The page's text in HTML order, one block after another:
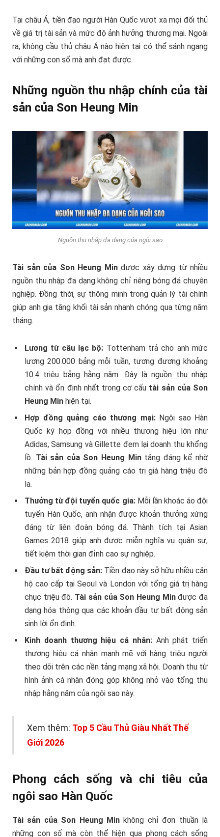
Tại châu Á, tiền đạo người Hàn Quốc vượt xa mọi đối thủ
về giá trị tài sản và mức độ ảnh hưởng thương mại. Ngoài
ra, không cầu thủ châu Á nào hiện tại có thể sánh ngang
với những con số mà anh đạt được.
Những nguồn thu nhập chính của tài
sản của Son Heung Min
Nguồn thu nhập đa dạng của ngôi sao
Tài sản của Son Heung Minđược xây dựng từ nhiều
nguồn thu nhập đa dạng không chỉ riêng bóng đá chuyên
nghiệp. Đồng thời, sự thông minh trong quản lý tài chính
giúp anh gia tăng khối tài sản nhanh chóng qua từng năm
tháng.
Lương từ câu lạc bộ: Tottenham trả cho anh mức
lương 200.000 bảng mỗi tuần, tương đương khoảng
10.4 triệu bảng hằng năm. Đây là nguồn thu nhập
chính và ổn định nhất trong cơ cấu tài sản của Son
Heung Min hiện tại.
Hợp đồng quảng cáo thương mại:Ngôi sao Hàn
Quốc ký hợp đồng với nhiều thương hiệu lớn như
Adidas, Samsung và Gillette đem lại doanh thu khổng
lồ. Tài sản của Son Heung Mintăng đáng kể nhờ
những bản hợp đồng quảng cáo trị giá hàng triệu đô
la.
Thưởng từ đội tuyển quốc gia:Mỗi lần khoác áo đội
tuyển Hàn Quốc, anh nhận được khoản thưởng xứng
đáng từ liên đoàn bóng đá. Thành tích tại Asian
Games 2018 giúp anh được miễn nghĩa vụ quân sự,
tiết kiệm thời gian đỉnh cao sự nghiệp.
Đầu tư bất động sản: Tiền đạo này sở hữu nhiều căn
hộ cao cấp tại Seoul và London với tổng giá trị hàng
chục triệu đô. Tài sản của Son Heung Minđược đa
dạng hóa thông qua các khoản đầu tư bất động sản
sinh lời ổn định.
Kinh doanh thương hiệu cá nhân:Anh phát triển
thương hiệu cá nhân mạnh mẽ với hàng triệu người
theo dõi trên các nền tảng mạng xã hội. Doanh thu từ
hình ảnh cá nhân đóng góp không nhỏ vào tổng thu
nhập hằng năm của ngôi sao này.
Xem thêm: Top 5 Cầu Thủ Giàu Nhất Thế
Giới 2026
Phong cách sống và chi tiêu của
ngôi sao Hàn Quốc
Tài sản của Son Heung Min không chỉ đơn thuần là
những con số mà còn thể hiện qua phong cách sống